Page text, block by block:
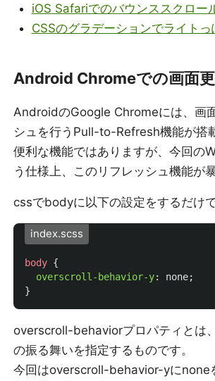
iOS Safariでのバウンススクロー
CSSのグラデーションでライトっ
Android Chromeでの画面
AndroidのGoogle Chromeには、画
シュを行うPull-to-Refresh機能が搭
便利な機能ではありますが、今回の
う仕様上、このリフレッシュ機能が
cssでbodyに以下の設定をするだけで
index.scss
body {
overscroll-behavior-y: none;
}
overscroll-behaviorプロパティとは
の振る舞いを指定するものです。
今回はoverscroll-behavior-yにnone